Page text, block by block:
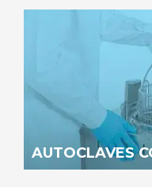
AUTOCLAVES